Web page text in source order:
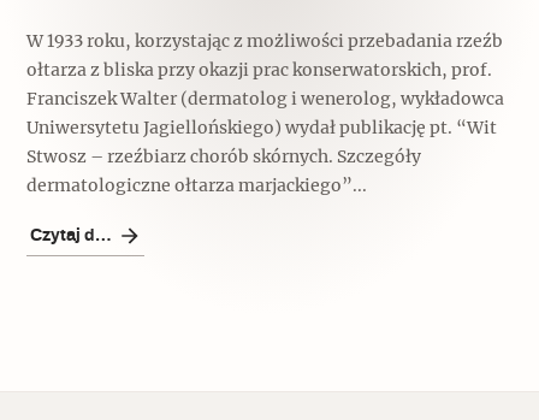
W 1933 roku, korzystając z możliwości przebadania rzeźb
ołtarza z bliska przy okazji prac konserwatorskich, prof.
Franciszek Walter (dermatolog i wenerolog, wykładowca
Uniwersytetu Jagiellońskiego) wydał publikację pt. “Wit
Stwosz – rzeźbiarz chorób skórnych. Szczegóły
dermatologiczne ołtarza marjackiego”...
Czytaj dalej